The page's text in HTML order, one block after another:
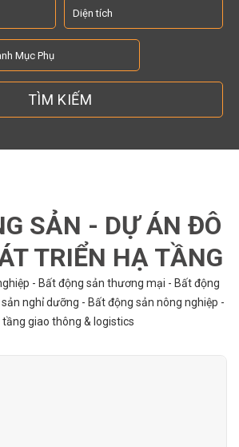
SẢN - DỰ ÁN ĐÔ
TRIỂN HẠ TẦNG
- Bất động sản thương mại - Bất động
nghỉ dưỡng - Bất động sản nông nghiệp -
tầng giao thông & logistics